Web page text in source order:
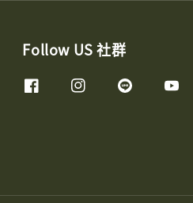
Follow US 社群